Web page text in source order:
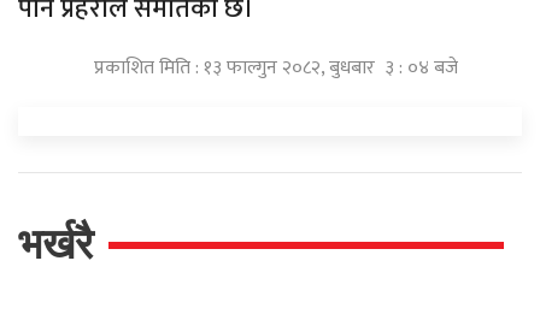
प्रकाशित मिति : १३ फाल्गुन २०८२, बुधबार ३ : ०४ बजे
भर्खरै